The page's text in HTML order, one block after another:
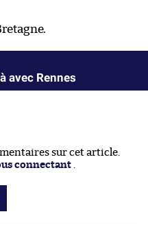
avec Rennes
sur cet article.
connectant